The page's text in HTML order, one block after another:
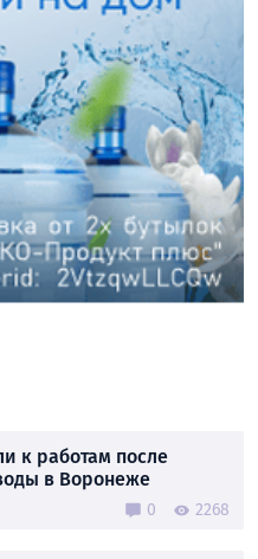
к работам после
в Воронеже
0 2268